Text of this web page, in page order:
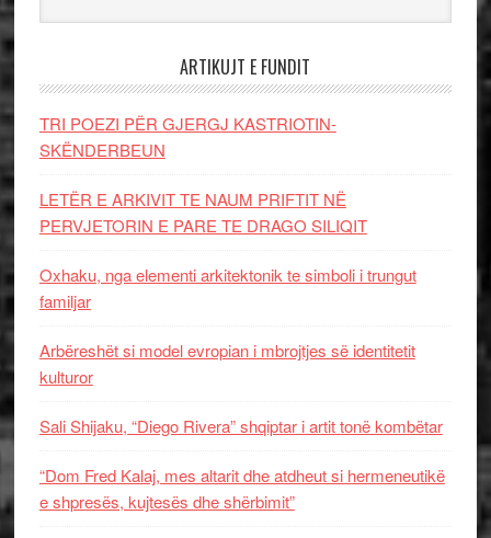
ARTIKUJT E FUNDIT
TRI POEZI PËR GJERGJ KASTRIOTIN-
SKËNDERBEUN
LETËR E ARKIVIT TE NAUM PRIFTIT NË
PERVJETORIN E PARE TE DRAGO SILIQIT
Oxhaku, nga elementi arkitektonik te simboli i trungut
familjar
Arbëreshët si model evropian i mbrojtjes së identitetit
kulturor
Sali Shijaku, “Diego Rivera” shqiptar i artit tonë kombëtar
“Dom Fred Kalaj, mes altarit dhe atdheut si hermeneutikë
e shpresës, kujtesës dhe shërbimit”